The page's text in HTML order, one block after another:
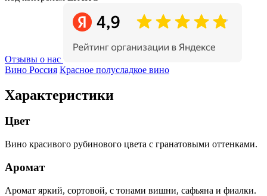
Отзывы о нас
Вино Россия Красное полусладкое вино
Характеристики
Цвет
Вино красивого рубинового цвета с гранатовыми оттенками.
Аромат
Аромат яркий, сортовой, с тонами вишни, сафьяна и фиалки.